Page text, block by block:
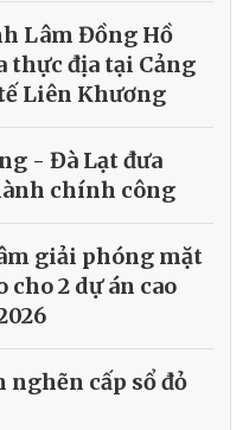
Lâm Đồng Hồ
địa tại Cảng
Liên Khương
- Đà Lạt đưa
chính công
giải phóng mặt
cho 2 dự án cao
nghẽn cấp sổ đỏ